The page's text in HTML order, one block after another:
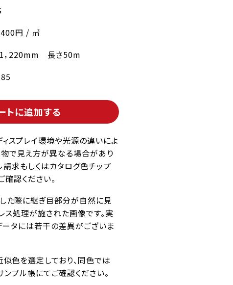
400円 / ㎡
，220mm 長さ50m
トに追加する
スプレイ環境や光源の違いによ
で見え方が異なる場合があり
請求もしくはカタログ色チップ
確認ください。
た際に継ぎ目部分が自然に見
ス処理が施された画像です。実
タには若干の差異がございま
色を選定しており、同色では
ンプル帳にてご確認ください。